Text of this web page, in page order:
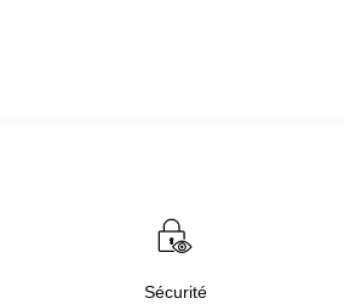
Sécurité